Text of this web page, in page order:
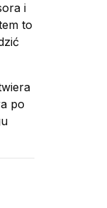
i
to
po